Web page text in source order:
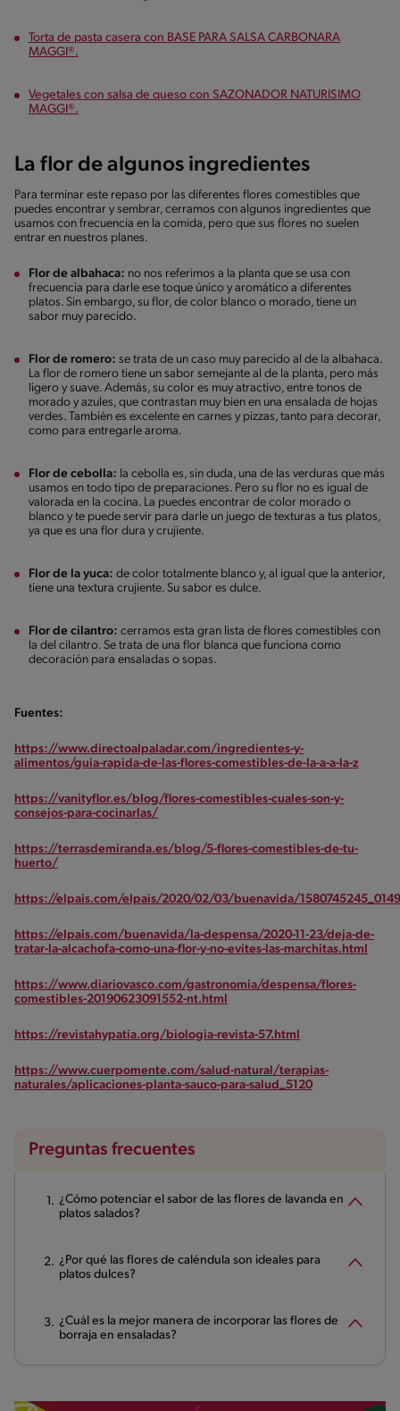
Torta de pasta casera con BASE PARA SALSA CARBONARA
MAGGI®.
Vegetales con salsa de queso con SAZONADOR NATURISIMO
MAGGI®.
La flor de algunos ingredientes
Para terminar este repaso por las diferentes flores comestibles que
puedes encontrar y sembrar, cerramos con algunos ingredientes que
usamos con frecuencia en la comida, pero que sus flores no suelen
entrar en nuestros planes.
Flor de albahaca: no nos referimos a la planta que se usa con
frecuencia para darle ese toque único y aromático a diferentes
platos. Sin embargo, su flor, de color blanco o morado, tiene un
sabor muy parecido.
Flor de romero: se trata de un caso muy parecido al de la albahaca.
La flor de romero tiene un sabor semejante al de la planta, pero más
ligero y suave. Además, su color es muy atractivo, entre tonos de
morado y azules, que contrastan muy bien en una ensalada de hojas
verdes. También es excelente en carnes y pizzas, tanto para decorar,
como para entregarle aroma.
Flor de cebolla: la cebolla es, sin duda, una de las verduras que más
usamos en todo tipo de preparaciones. Pero su flor no es igual de
valorada en la cocina. La puedes encontrar de color morado o
blanco y te puede servir para darle un juego de texturas a tus platos,
ya que es una flor dura y crujiente.
Flor de la yuca: de color totalmente blanco y, al igual que la anterior,
tiene una textura crujiente. Su sabor es dulce.
Flor de cilantro: cerramos esta gran lista de flores comestibles con
la del cilantro. Se trata de una flor blanca que funciona como
decoración para ensaladas o sopas.
Fuentes:
https://www.directoalpaladar.com/ingredientes-y-
alimentos/guia-rapida-de-las-flores-comestibles-de-la-a-a-la-z
https://vanityflor.es/blog/flores-comestibles-cuales-son-y-
consejos-para-cocinarlas/
https://terrasdemiranda.es/blog/5-flores-comestibles-de-tu-
huerto/
https://elpais.com/elpais/2020/02/03/buenavida/
https://elpais.com/buenavida/la-despensa/2020-11-23/deja-de-
tratar-la-alcachofa-como-una-flor-y-no-evites-las-marchitas.html
https://www.diariovasco.com/gastronomia/despensa/flores-
comestibles-20190623091552-nt.html
https://revistahypatia.org/biologia-revista-57.html
https://www.cuerpomente.com/salud-natural/terapias-
naturales/aplicaciones-planta-sauco-para-salud_5120
Preguntas frecuentes
¿Cómo potenciar el sabor de las flores de lavanda en
platos salados?
¿Por qué las flores de caléndula son ideales para
platos dulces?
¿Cuál es la mejor manera de incorporar las flores de
borraja en ensaladas?